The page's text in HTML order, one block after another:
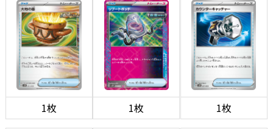
1枚 1枚 1枚